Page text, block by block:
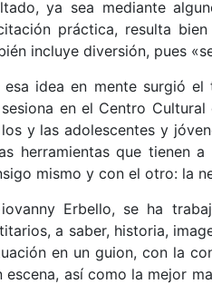
ya sea mediante
práctica, resulta
incluye diversión, pues
esa idea en mente surgió
en el Centro Cultural
y las adolescentes y
herramientas que tienen
mismo y con el otro: la
Erbello, se ha
a saber, historia,
en un guion, con la
así como la mejor